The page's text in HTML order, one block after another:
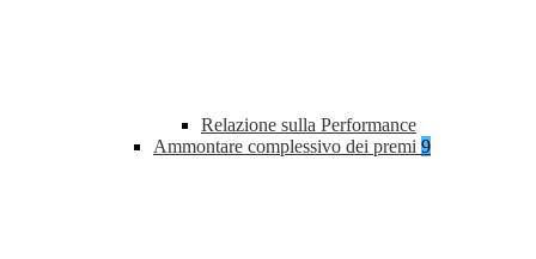
Relazione sulla Performance
Ammontare complessivo dei premi 9